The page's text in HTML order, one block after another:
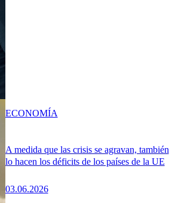
A medida que las crisis se agravan, también
lo hacen los déficits de los países de la UE
03.06.2026
ECONOMÍA